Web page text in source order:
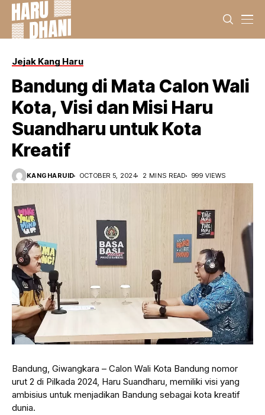
Jejak Kang Haru
Bandung di Mata Calon Wali
Kota, Visi dan Misi Haru
Suandharu untuk Kota
Kreatif
KANGHARUID OCTOBER 5, 2024 2 MINS READ 999 VIEWS
Bandung, Giwangkara – Calon Wali Kota Bandung nomor
urut 2 di Pilkada 2024, Haru Suandharu, memiliki visi yang
ambisius untuk menjadikan Bandung sebagai kota kreatif
dunia.